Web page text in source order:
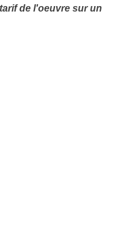
de l'oeuvre sur un